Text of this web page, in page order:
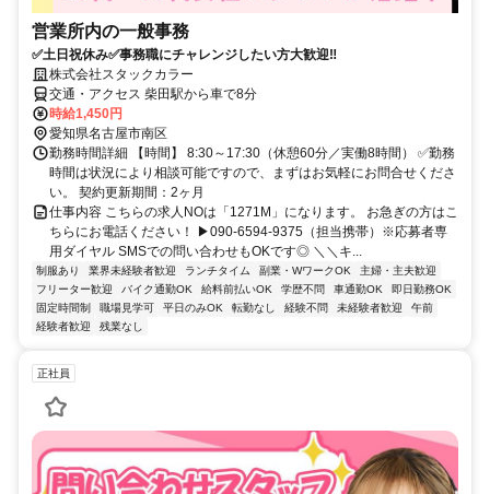
営業所内の一般事務
✅土日祝休み✅事務職にチャレンジしたい方大歓迎‼
株式会社スタックカラー
交通・アクセス 柴田駅から車で8分
時給1,450円
愛知県名古屋市南区
勤務時間詳細 【時間】 8:30～17:30（休憩60分／実働8時間） ✅勤務
時間は状況により相談可能ですので、まずはお気軽にお問合せくださ
い。 契約更新期間：2ヶ月
仕事内容 こちらの求人NOは「1271M」になります。 お急ぎの方はこ
ちらにお電話ください！ ▶090-6594-9375（担当携帯）※応募者専
用ダイヤル SMSでの問い合わせもOKです◎ ＼＼キ...
制服あり 業界未経験者歓迎 ランチタイム 副業・WワークOK
主婦・主夫歓迎
フリーター歓迎
バイク通勤OK 給料前払いOK 学歴不問 車通勤OK
即日勤務OK
固定時間制
職場見学可 平日のみOK 転勤なし 経験不問 未経験者歓迎
午前
経験者歓迎
残業なし
正社員